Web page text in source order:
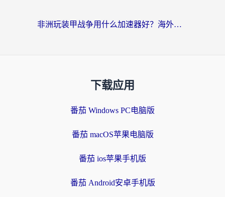
非洲玩装甲战争用什么加速器好？海外党亲测有效的国服游戏加速方案
下载应用
番茄 Windows PC电脑版
番茄 macOS苹果电脑版
番茄 ios苹果手机版
番茄 Android安卓手机版